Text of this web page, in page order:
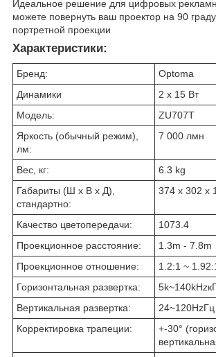
Идеальное решение для цифровых
можете повернуть ваш проектор на 90
портретной проекции
Характеристики:
Бренд:
Optoma
Динамики
2 х 15 Вт
Модель:
ZU707T
Яркость (обычный режим),
лм:
7 000 лмн
Вес, кг:
6.3 kg
Габариты (Ш х В х Д),
стандартно:
374 x 302 x
Качество цветопередачи:
1073.4
Проекционное расстояние:
1.3m - 7.8m
Проекционное отношение:
1.2:1 ~
Горизонтальная развертка:
Вертикальная развертка:
24~120HzГц
Корректировка трапеции:
+-30°